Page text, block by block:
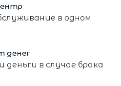
в одном
денег
деньги в случае брака